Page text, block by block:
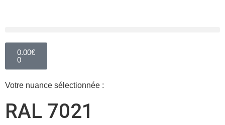
0.00€
0
Votre nuance sélectionnée :
RAL 7021